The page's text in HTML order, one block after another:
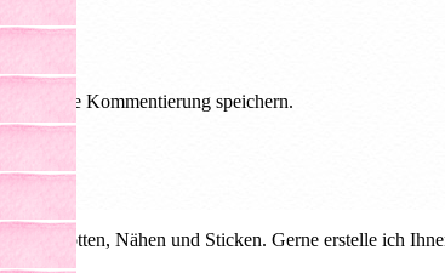
nächste Kommentierung speichern.
zum plotten, Nähen und Sticken. Gerne erstelle ich